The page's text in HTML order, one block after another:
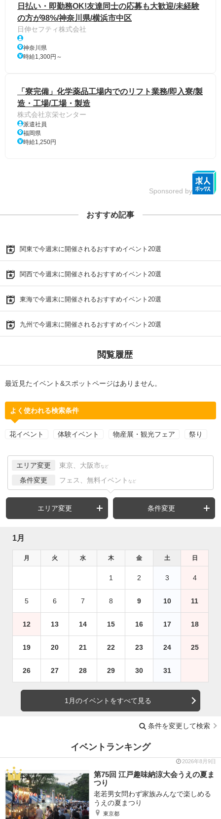
日払い・即勤務OK!友達同士の応募も大歓迎/未経験
の方が98%/神奈川県/横浜市中区
日伸セフティ株式会社
神奈川県
時給1,300円～
「寮完備」化学薬品工場内でのリフト業務/即入寮/製
造・工場/工場・製造
株式会社京栄センター
派遣社員
福岡県
時給1,250円
Sponsored by
おすすめ記事
関東で今週末に開催されるおすすめイベント20選
関西で今週末に開催されるおすすめイベント20選
東海で今週末に開催されるおすすめイベント20選
九州で今週末に開催されるおすすめイベント20選
閲覧履歴
最近見たイベント&スポットページはありません。
よく使われる検索条件
花イベント 体験イベント 物産展・観光フェア 祭り
エリア変更 東京、大阪市 など
条件変更 フェス、無料イベント など
エリア変更 条件変更
1月
月 火 水 木 金 土 日
1 2 3 4
5 6 7 8 9 10 11
12 13 14 15 16 17 18
19 20 21 22 23 24 25
26 27 28 29 30 31
1月のイベントをすべて見る
条件を変更して検索
イベントランキング
2026年8月9日
第75回 江戸趣味納涼大会うえの夏ま
つり
老若男女問わず家族みんなで楽しめる
うえの夏まつり
東京都